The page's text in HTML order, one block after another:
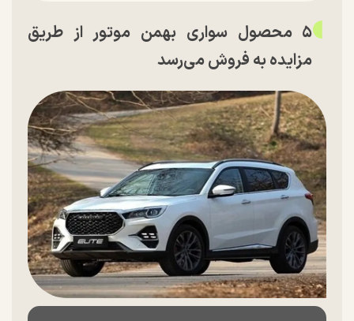
۵ محصول سواری بهمن موتور از طریق
مزایده به فروش می‌رسد